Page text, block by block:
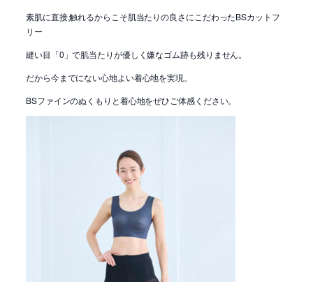
素肌に直接,触れるからこそ肌当たりの良さにこだわったBSカットフ
リー
縫い目「0」で肌当たりが優しく嫌なゴム跡も残りません。
だから今までにない心地よい着心地を実現。
BSファインのぬくもりと着心地をぜひご体感ください。